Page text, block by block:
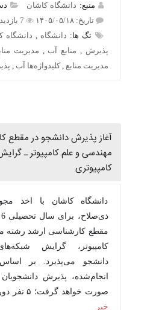
منبع:دانشگاه کاشان
دسته:
تاریخ: ۱۴۰۵/۰۵/۱۸
7 بازدید
تگ ها:دانشگاه,دانشگاه کاشان
,منابع آب,مدیریت منابع آب
مدیریت منابع,کلیدواژه‌ها آب ,پذیرش
آغاز پذیرش دانشجو در مقطع
مهندسی و علم کامپیوتر ـ گرایش
کامپیوتری
دانشگاه کاشان با اخذ مجوز از
مقطع کارشناسی ارشد رشته
کامپیوتر، گرایش شبکه‌های
دانشجو می‌پذیرد. بر اساس
انجام‌شده، پذیرش دانشجویان از
صورت خواهد گرفت؛ ۵ نفر دوره ر...